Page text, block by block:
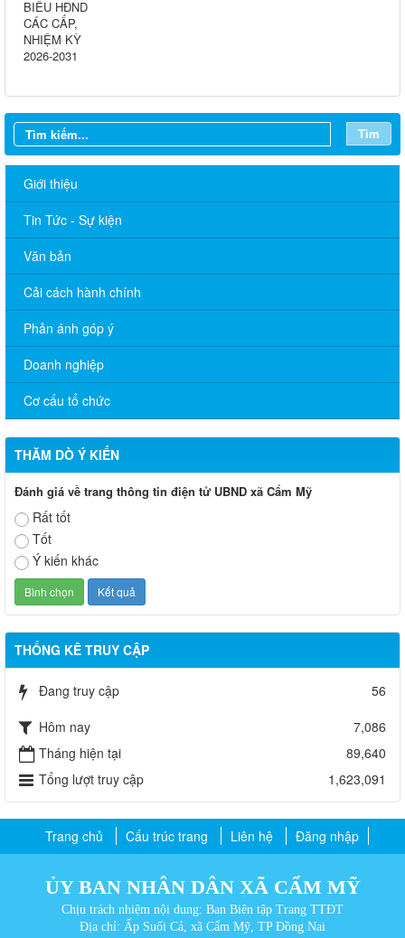
Tìm
Giới thiệu
Tin Tức - Sự kiện
Văn bản
Cải cách hành chính
Phản ánh góp ý
Doanh nghiệp
Cơ cấu tổ chức
THĂM DÒ Ý KIẾN
Đánh giá về trang thông tin điện tử UBND xã Cẩm Mỹ
Rất tốt
Tốt
Ý kiến khác
THỐNG KÊ TRUY CẬP
Đang truy cập
56
Hôm nay
7,086
Tháng hiện tại
89,640
Tổng lượt truy cập
1,623,091
Trang chủ Cấu trúc trang Liên hệ Đăng nhập
ỦY BAN NHÂN DÂN XÃ CẨM MỸ
Chịu trách nhiệm nội dung: Ban Biên tập Trang TTĐT
Địa chỉ: Ấp Suối Cả, xã Cẩm Mỹ, TP Đồng Nai